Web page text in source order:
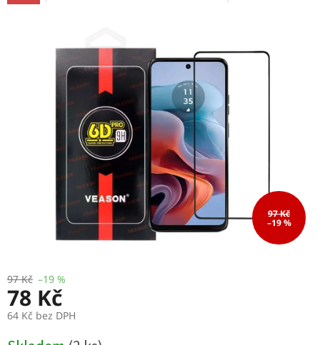
0,0
z
5
hvězdiček.
97 Kč
–19 %
97 Kč –19 %
78 Kč
64 Kč bez DPH